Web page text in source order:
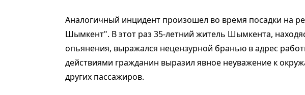
Аналогичный инцидент произошел во время посадки на
Шымкент". В этот раз 35-летний житель Шымкента,
опьянения, выражался нецензурной бранью в адрес
действиями гражданин выразил явное неуважение к
других пассажиров.